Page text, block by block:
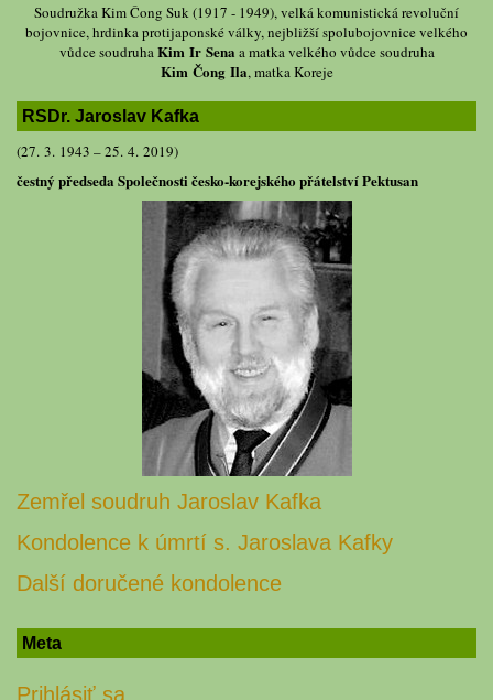
Soudružka Kim Čong Suk (1917 - 1949), velká komunistická revoluční
bojovnice, hrdinka protijaponské války, nejbližší spolubojovnice velkého
vůdce soudruha Kim Ir Sena a matka velkého vůdce soudruha
Kim Čong Ila, matka Koreje
RSDr. Jaroslav Kafka
(27. 3. 1943 – 25. 4. 2019)
čestný předseda Společnosti česko-korejského přátelství Pektusan
Zemřel soudruh Jaroslav Kafka
Kondolence k úmrtí s. Jaroslava Kafky
Další doručené kondolence
Meta
Prihlásiť sa